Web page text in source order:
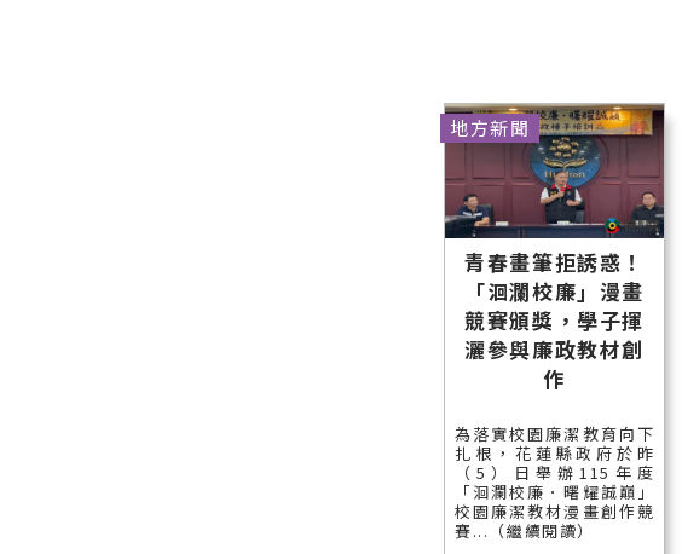
青春畫筆拒誘惑！
「洄瀾校廉」漫畫
競賽頒獎，學子揮
灑參與廉政教材創
作
為落實校園廉潔教育向下
扎根，花蓮縣政府於昨
（5）日舉辦115年度
「洄瀾校廉．曙耀誠巔」
校園廉潔教材漫畫創作競
賽...（繼續閱讀）
地方新聞